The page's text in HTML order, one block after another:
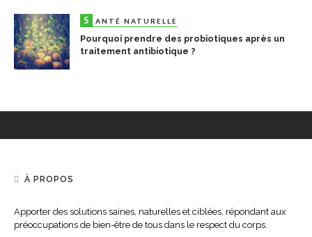
S ANTÉ NATURELLE
Pourquoi prendre des probiotiques après un
traitement antibiotique ?
À PROPOS
Apporter des solutions saines, naturelles et ciblées, répondant aux
préoccupations de bien-être de tous dans le respect du corps.